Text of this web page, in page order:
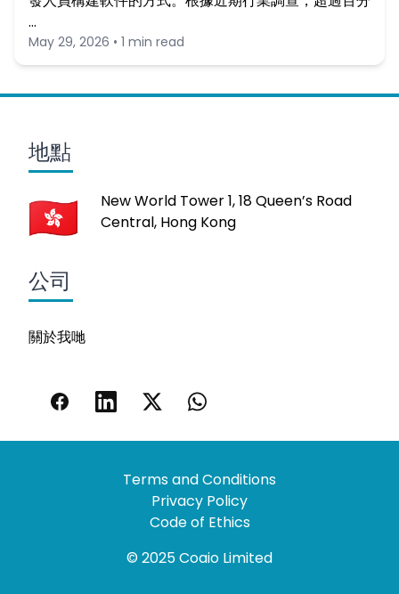
…
May 29, 2026 • 1 min read
地點
New World Tower 1, 18 Queen’s Road
Central, Hong Kong
公司
關於我哋
Terms and Conditions
Privacy Policy
Code of Ethics
© 2025 Coaio Limited